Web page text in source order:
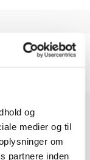
og
medier og til
om
partnere inden
Google